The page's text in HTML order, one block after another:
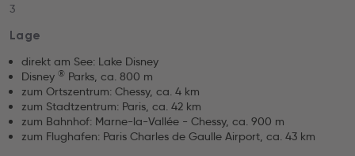
3
Lage
direkt am See: Lake Disney
Disney ® Parks, ca. 800 m
zum Ortszentrum: Chessy, ca. 4 km
zum Stadtzentrum: Paris, ca. 42 km
zum Bahnhof: Marne-la-Vallée - Chessy, ca. 900 m
zum Flughafen: Paris Charles de Gaulle Airport, ca. 43 km